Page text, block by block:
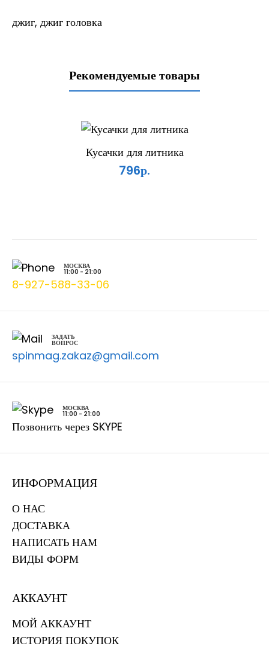
джиг, джиг головка
Рекомендуемые товары
Кусачки для литника
796р.
МОСКВА
11:00 - 21:00
8-927-588-33-06
ЗАДАТЬ
ВОПРОС
spinmag.zakaz@gmail.com
МОСКВА
11:00 - 21:00
Позвонить через SKYPE
ИНФОРМАЦИЯ
О НАС
ДОСТАВКА
НАПИСАТЬ НАМ
ВИДЫ ФОРМ
АККАУНТ
МОЙ АККАУНТ
ИСТОРИЯ ПОКУПОК